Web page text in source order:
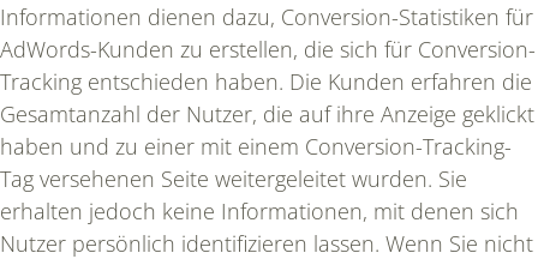
Informationen dienen dazu, Conversion-Statistiken für
AdWords-Kunden zu erstellen, die sich für Conversion-
Tracking entschieden haben. Die Kunden erfahren die
Gesamtanzahl der Nutzer, die auf ihre Anzeige geklickt
haben und zu einer mit einem Conversion-Tracking-
Tag versehenen Seite weitergeleitet wurden. Sie
erhalten jedoch keine Informationen, mit denen sich
Nutzer persönlich identifizieren lassen. Wenn Sie nicht